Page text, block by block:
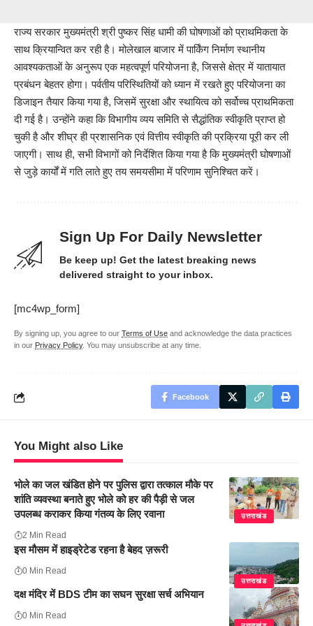
राज्य सरकार मुख्यमंत्री श्री पुष्कर सिंह धामी की घोषणाओं को प्राथमिकता के
साथ क्रियान्वित कर रही है। मोलेखाल बाजार में पार्किंग निर्माण स्थानीय
आवश्यकताओं के अनुरूप एक महत्वपूर्ण परियोजना है, जिससे क्षेत्र में यातायात
प्रबंधन बेहतर होगा। पर्वतीय परिस्थितियों को ध्यान में रखते हुए परियोजना का
डिजाइन तैयार किया गया है, जिसमें सुरक्षा और स्थायित्व को सर्वोच्च प्राथमिकता
दी गई है। उन्होंने कहा कि विभागीय व्यय समिति से सैद्धांतिक स्वीकृति प्राप्त हो
चुकी है और शीघ्र ही प्रशासनिक एवं वित्तीय स्वीकृति की प्रक्रिया पूरी कर ली
जाएगी। साथ ही, सभी विभागों को निर्देशित किया गया है कि मुख्यमंत्री घोषणाओं
से जुड़े कार्यों में गति लाते हुए तय समयसीमा में परिणाम सुनिश्चित करें।
Sign Up For Daily Newsletter
Be keep up! Get the latest breaking news
delivered straight to your inbox.
[mc4wp_form]
By signing up, you agree to our Terms of Use and acknowledge the data practices
in our Privacy Policy. You may unsubscribe at any time.
Facebook
You Might also Like
उत्तराखंड
भोले का जल खंडित होने पर पुलिस द्वारा तत्काल मौके पर
शांति व्यवस्था बनाते हुए भोले को हर की पैड़ी से जल
उपलब्ध कराकर किया गंतव्य के लिए रवाना
2 Min Read
उत्तराखंड
इस मौसम में हाइड्रेटेड रहना है बेहद ज़रूरी
0 Min Read
दक्ष मंदिर में BDS टीम का सघन सुरक्षा सर्च अभियान
0 Min Read